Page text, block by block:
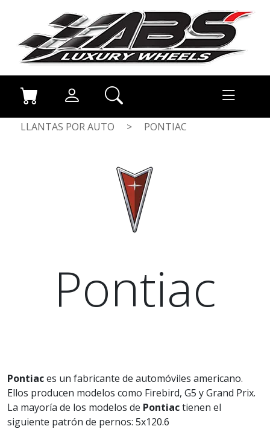
LLANTAS POR AUTO > PONTIAC
Pontiac
Pontiaces un fabricante de automóviles americano.
Ellos producen modelos como Firebird, G5 y Grand Prix.
La mayoría de los modelos de Pontiactienen el
siguiente patrón de pernos: 5x120.6